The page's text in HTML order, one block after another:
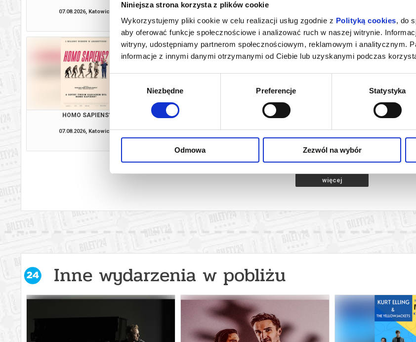
Niniejsza strona korzysta z plików cookie
Wykorzystujemy pliki cookie w celu realizacji usług zgodnie z Polityką cookies, do
aby oferować funkcje społecznościowe i analizować ruch w naszej witrynie.
witryny, udostępniamy partnerom społecznościowym, reklamowym i analitycznym.
informacje z innymi danymi otrzymanymi od Ciebie lub uzyskanymi podczas
Niezbędne Preferencje Statystyka
Odmowa Zezwól na wybór
07.08.2026, Katowice
kup bilet
kup bilet
kup bilet
HOMO SAPIENS?
07.08.2026, Katowice
08.08.2026, Katowice
RODZINA W KINIE: NIESAMOWITA
08.08.2026, Katowice
więcej
Inne wydarzenia w pobliżu